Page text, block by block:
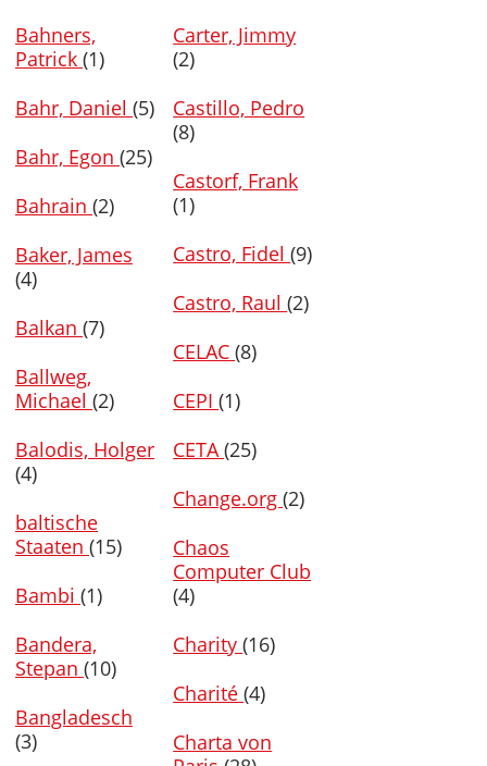
Bahners,
Patrick (1)
Bahr, Daniel (5)
Bahr, Egon (25)
Bahrain (2)
Baker, James
(4)
Balkan (7)
Ballweg,
Michael (2)
Balodis, Holger
(4)
baltische
Staaten (15)
Bambi (1)
Bandera,
Stepan (10)
Bangladesch
(3)
Carter, Jimmy
(2)
Castillo, Pedro
(8)
Castorf, Frank
(1)
Castro, Fidel(9)
Castro, Raul(2)
CELAC(8)
CEPI(1)
CETA(25)
Change.org(2)
Chaos
Computer Club
(4)
Charity(16)
Charité(4)
Charta von